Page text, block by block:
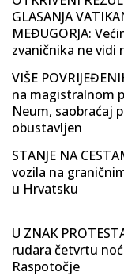
GLASANJA
MEĐUGORJA:
zvaničnika ne vidi
VIŠE
na magistralnom
Neum, saobraćaj
obustavljen
STANJE NA
vozila na
u Hrvatsku
U ZNAK
rudara četvrtu
Raspotočje